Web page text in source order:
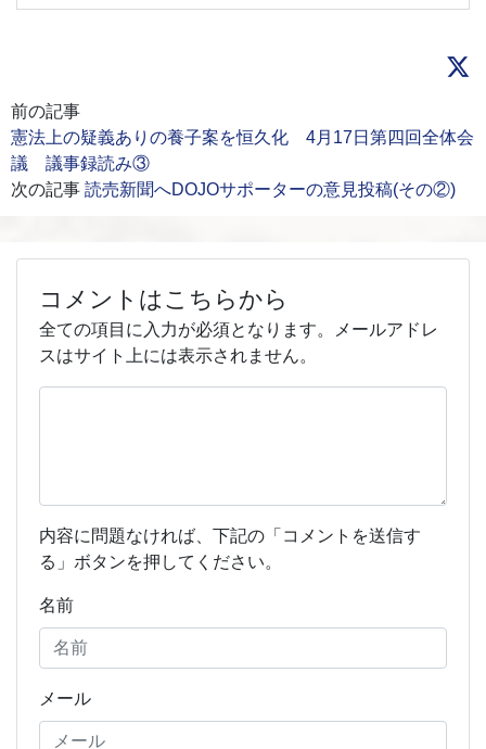
前の記事
憲法上の疑義ありの養子案を恒久化 4月17日第四回全体会
議 議事録読み③
次の記事 読売新聞へDOJOサポーターの意見投稿(その②)
コメントはこちらから
全ての項目に入力が必須となります。メールアドレ
スはサイト上には表示されません。
内容に問題なければ、下記の「コメントを送信す
る」ボタンを押してください。
名前
メール